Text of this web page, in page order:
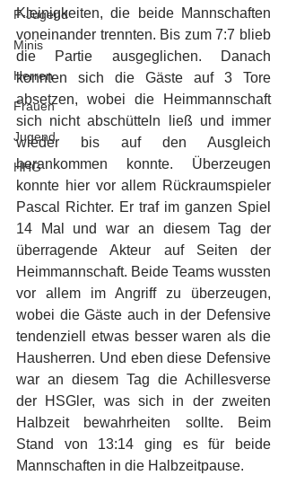
F-Jugend
Minis
Herren
Frauen
Jugend
HHG
Kleinigkeiten, die beide Mannschaften
voneinander trennten. Bis zum 7:7 blieb
die Partie ausgeglichen. Danach
konnten sich die Gäste auf 3 Tore
absetzen, wobei die Heimmannschaft
sich nicht abschütteln ließ und immer
wieder bis auf den Ausgleich
herankommen konnte. Überzeugen
konnte hier vor allem Rückraumspieler
Pascal Richter. Er traf im ganzen Spiel
14 Mal und war an diesem Tag der
überragende Akteur auf Seiten der
Heimmannschaft. Beide Teams wussten
vor allem im Angriff zu überzeugen,
wobei die Gäste auch in der Defensive
tendenziell etwas besser waren als die
Hausherren. Und eben diese Defensive
war an diesem Tag die Achillesverse
der HSGler, was sich in der zweiten
Halbzeit bewahrheiten sollte. Beim
Stand von 13:14 ging es für beide
Mannschaften in die Halbzeitpause.